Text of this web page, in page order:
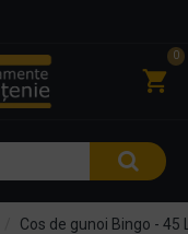
0
Cos de gunoi Bingo - 45